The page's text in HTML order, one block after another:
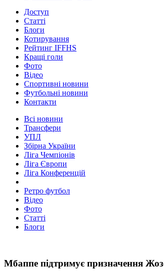
Доступ
Статті
Блоги
Котирування
Рейтинг IFFHS
Кращі голи
Фото
Відео
Спортивні новини
Футбольні новини
Контакти
Всі новини
Трансфери
УПЛ
Збірна України
Ліга Чемпіонів
Ліга Європи
Ліга Конференцій
Ретро футбол
Відео
Фото
Статті
Блоги
Мбаппе підтримує призначення